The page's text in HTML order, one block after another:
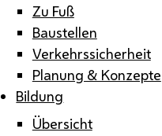
Zu Fuß
Baustellen
Verkehrssicherheit
Planung & Konzepte
Bildung
Übersicht